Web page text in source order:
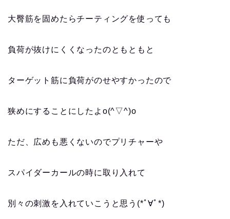
大臀筋を固めたらチーティングを使っても
負荷が抜けにくくなったのともともと
ターゲット筋に負荷がのせやすかったので
狭めにすることにしたよ o(^▽^)o
ただ、広めも悪くないのでプリチャーや
スパイダーカールの時に取り入れて
別々の刺激を入れていこうと思う(*ﾟ∀ﾟ*)